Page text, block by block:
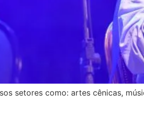
setores como: artes cênicas,